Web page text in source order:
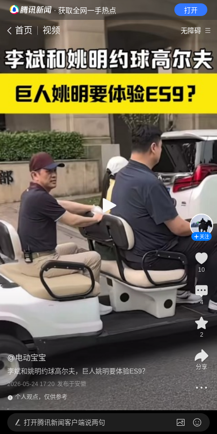
· 获取全网一手热点 打开
首页 视频 无障碍
@电动宝宝
李斌和姚明约球高尔夫，巨人姚明要体验ES9？
2026-05-24 17:20 发布于安徽
个人观点，仅供参考
关注
10
4
2
分享
打开腾讯新闻客户端说两句